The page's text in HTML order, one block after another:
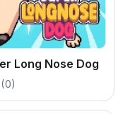
Long Nose Dog
(0)